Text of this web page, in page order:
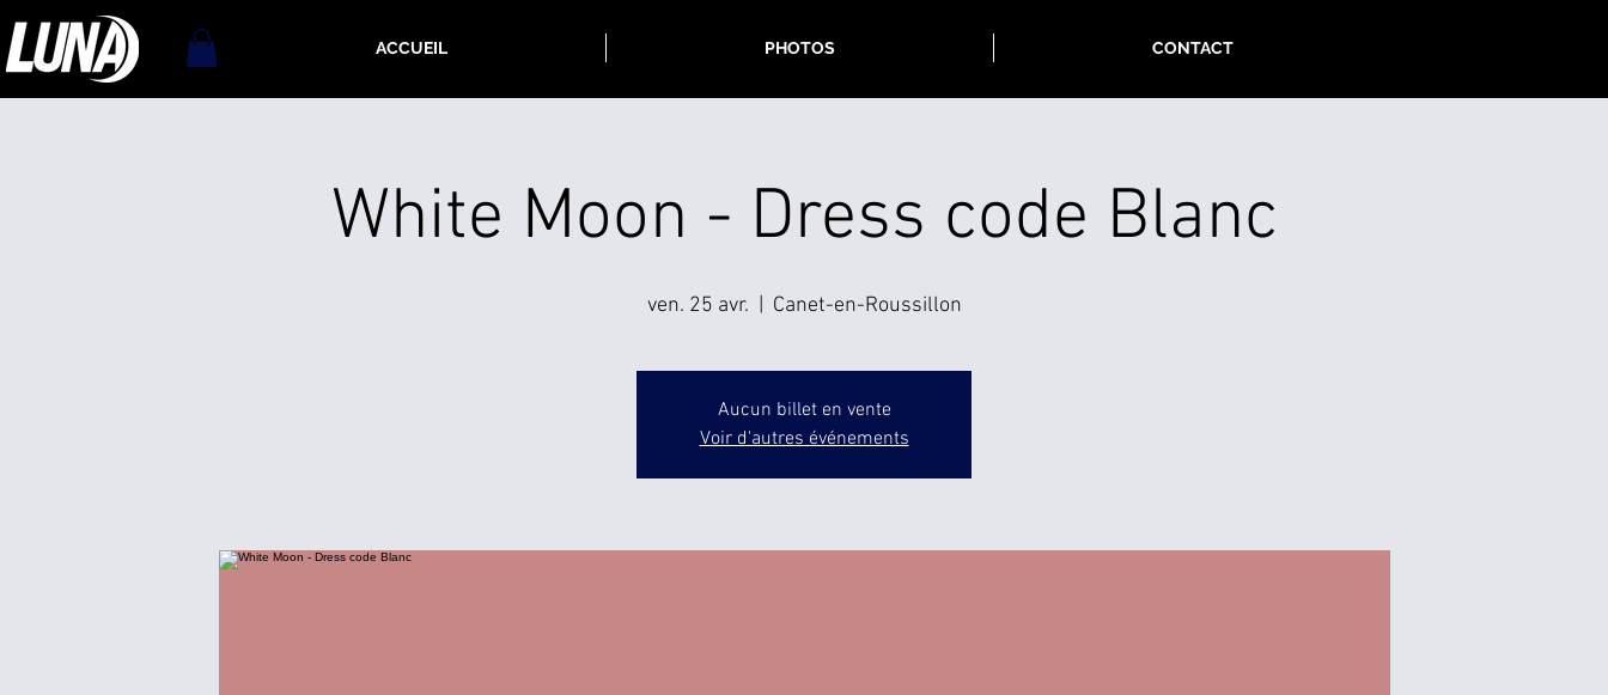
ACCUEIL PHOTOS CONTACT
White Moon - Dress code Blanc
ven. 25 avr.
  |
Canet-en-Roussillon
Aucun billet en vente
Voir d'autres événements